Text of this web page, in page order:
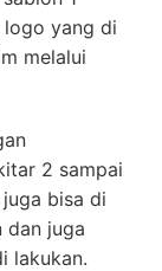
logo yang di
melalui
2 sampai
bisa di
dan juga
lakukan.